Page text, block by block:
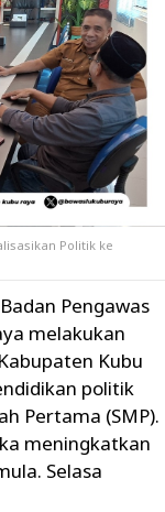
Politik ke
Pengawas
melakukan
Kubu
politik
Pertama (SMP).
meningkatkan
Selasa